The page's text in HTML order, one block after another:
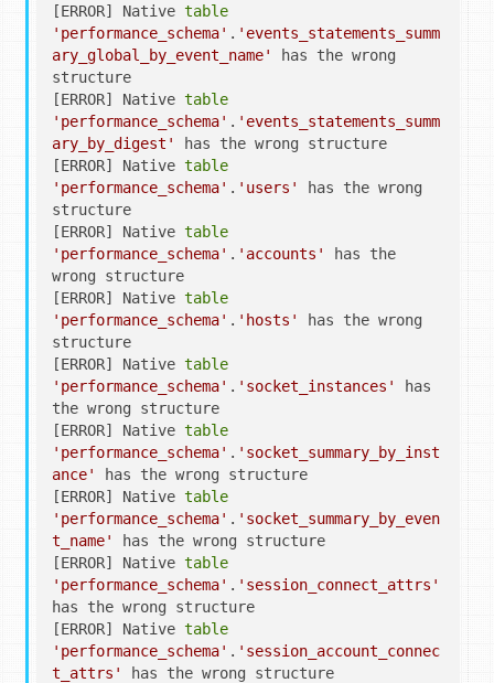
[ERROR] Native table
'performance_schema' . 'events_statements_summ
ary_global_by_event_name'
has the wrong
structure
[ERROR] Native table
'performance_schema' . 'events_statements_summ
ary_by_digest'
has the wrong structure
[ERROR] Native table
'performance_schema' . 'users'
has the wrong
structure
[ERROR] Native table
'performance_schema' . 'accounts'
has the
wrong structure
[ERROR] Native table
'performance_schema' . 'hosts'
has the wrong
structure
[ERROR] Native table
'performance_schema' . 'socket_instances'
has
the wrong structure
[ERROR] Native table
'performance_schema' . 'socket_summary_by_inst
ance'
has the wrong structure
[ERROR] Native table
'performance_schema' . 'socket_summary_by_even
t_name'
has the wrong structure
[ERROR] Native table
'performance_schema' . 'session_connect_attrs'
has the wrong structure
[ERROR] Native table
'performance_schema' . 'session_account_connec
t_attrs'
has the wrong structure